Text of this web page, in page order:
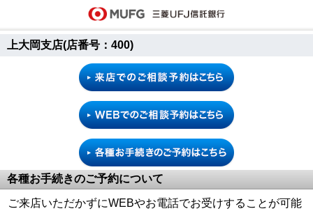
上大岡支店(店番号：400)
各種お手続きのご予約について
ご来店いただかずにWEBやお電話でお受けすることが可能